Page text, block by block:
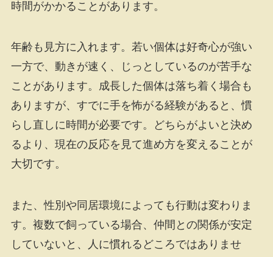
時間がかかることがあります。
年齢も見方に入れます。若い個体は好奇心が強い
一方で、動きが速く、じっとしているのが苦手な
ことがあります。成長した個体は落ち着く場合も
ありますが、すでに手を怖がる経験があると、慣
らし直しに時間が必要です。どちらがよいと決め
るより、現在の反応を見て進め方を変えることが
大切です。
また、性別や同居環境によっても行動は変わりま
す。複数で飼っている場合、仲間との関係が安定
していないと、人に慣れるどころではありませ